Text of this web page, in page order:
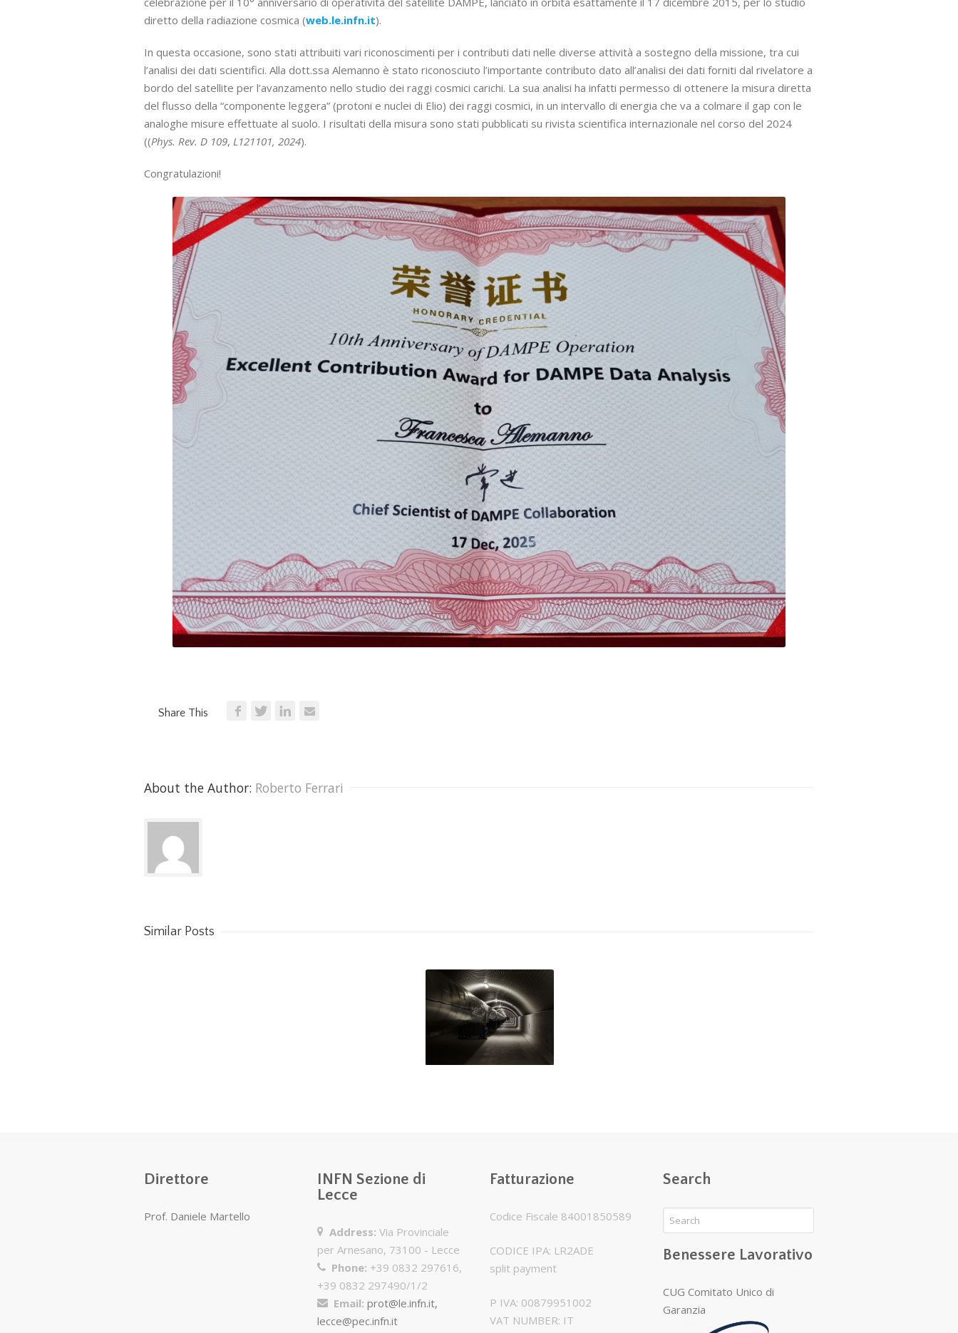
diretto della radiazione cosmica (web.le.infn.it).
In questa occasione, sono stati attribuiti vari riconoscimenti per i contributi dati nelle diverse attività a sostegno della missione, tra cui
l’analisi dei dati scientifici. Alla dott.ssa Alemanno è stato riconosciuto l’importante contributo dato all’analisi dei dati forniti dal rivelatore a
bordo del satellite per l’avanzamento nello studio dei raggi cosmici carichi. La sua analisi ha infatti permesso di ottenere la misura diretta
del flusso della “componente leggera” (protoni e nuclei di Elio) dei raggi cosmici, in un intervallo di energia che va a colmare il gap con le
analoghe misure effettuate al suolo. I risultati della misura sono stati pubblicati su rivista scientifica internazionale nel corso del 2024
((Phys. Rev. D 109, L121101, 2024).
Congratulazioni!
Share This
About the Author: Roberto Ferrari
Similar Posts
L’interferometro
Direttore
Prof. Daniele Martello
INFN Sezione di
Lecce
Address: Via Provinciale
per Arnesano, 73100 - Lecce
Phone: +39 0832 297616,
+39 0832 297490/1/2
Email: prot@le.infn.it,
lecce@pec.infn.it
Fatturazione
Codice Fiscale 84001850589
CODICE IPA: LR2ADE
split payment
P IVA: 00879951002
VAT NUMBER: IT
Search
Benessere Lavorativo
CUG Comitato Unico di
Garanzia